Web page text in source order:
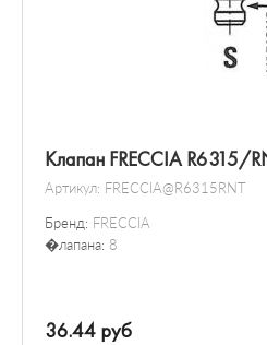
Клапан FRECCIA R6315/
Артикул: FRECCIA@R6315RNT
Бренд: FRECCIA
�лапана: 8
36.44 руб